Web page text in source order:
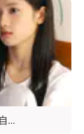
...